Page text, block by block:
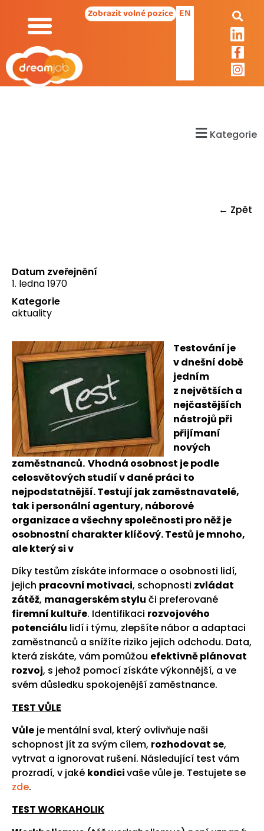
Zobrazit volné pozice EN
Kategorie
← Zpět
Datum zveřejnění
1. ledna 1970
Kategorie
aktuality
Testování je
v dnešní době
jedním
z největších a
nejčastějších
nástrojů při
přijímaní
nových
zaměstnanců. Vhodná osobnost je podle
celosvětových studií v dané práci to
nejpodstatnější. Testují jak zaměstnavatelé,
tak i personální agentury, náborové
organizace a všechny společnosti pro něž je
osobnostní charakter klíčový. Testů je mnoho,
ale který si v
Díky testům získáte informace o osobnosti lidí,
jejich pracovní motivaci, schopnosti zvládat
zátěž, managerském stylu či preferované
firemní kultuře. Identifikaci rozvojového
potenciálu lidí i týmu, zlepšíte nábor a adaptaci
zaměstnanců a snížíte riziko jejich odchodu. Data,
která získáte, vám pomůžou efektivně plánovat
rozvoj, s jehož pomocí získáte výkonnější, a ve
svém důsledku spokojenější zaměstnance.
TEST VŮLE
Vůle je mentální sval, který ovlivňuje naši
schopnost jít za svým cílem, rozhodovat se,
vytrvat a ignorovat rušení. Následující test vám
prozradí, v jaké kondicivaše vůle je. Testujete se
zde.
TEST WORKAHOLIK